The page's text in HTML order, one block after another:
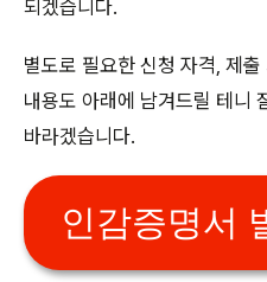
되겠습니다.
별도로 필요한 신청 자격, 제
내용도 아래에 남겨드릴 테니
바라겠습니다.
인감증명서